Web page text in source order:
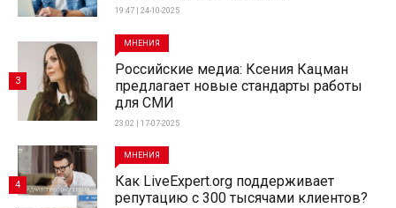
19:47 | 24-10-2025
МНЕНИЯ
Российские медиа: Ксения Кацман
предлагает новые стандарты работы
для СМИ
23:02 | 17-07-2025
3
МНЕНИЯ
Как LiveExpert.org поддерживает
репутацию с 300 тысячами клиентов?
4